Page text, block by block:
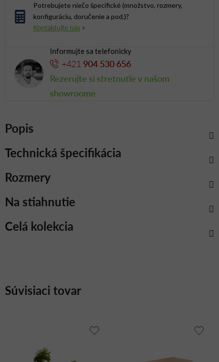
Potrebujete niečo špecifické (množstvo, rozmery,
konfiguráciu, doručenie a pod.)?
Informujte sa telefonicky
+421 904 530 656
Rezerujte si stretnutie v našom
showroome
Popis
Na stiahnutie
Celá kolekcia
Rozmery
Technická špecifikácia
Súvisiaci tovar